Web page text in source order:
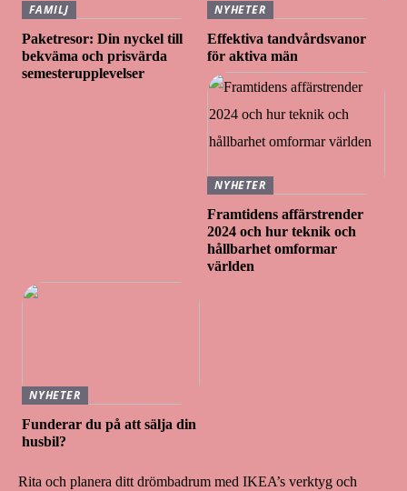
FAMILJ
Paketresor: Din nyckel till
bekväma och prisvärda
semesterupplevelser
NYHETER
Effektiva tandvårdsvanor
för aktiva män
NYHETER
Framtidens affärstrender
2024 och hur teknik och
hållbarhet omformar
världen
NYHETER
Funderar du på att sälja din
husbil?
Rita och planera ditt drömbadrum med IKEA’s verktyg och